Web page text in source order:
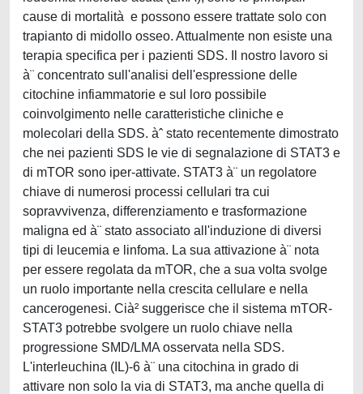
cause di mortalità e possono essere trattate solo con
trapianto di midollo osseo. Attualmente non esiste una
terapia specifica per i pazienti SDS. Il nostro lavoro si
à¨ concentrato sull'analisi dell'espressione delle
citochine infiammatorie e sul loro possibile
coinvolgimento nelle caratteristiche cliniche e
molecolari della SDS. àˆ stato recentemente dimostrato
che nei pazienti SDS le vie di segnalazione di STAT3 e
di mTOR sono iper-attivate. STAT3 à¨ un regolatore
chiave di numerosi processi cellulari tra cui
sopravvivenza, differenziamento e trasformazione
maligna ed à¨ stato associato all'induzione di diversi
tipi di leucemia e linfoma. La sua attivazione à¨ nota
per essere regolata da mTOR, che a sua volta svolge
un ruolo importante nella crescita cellulare e nella
cancerogenesi. Cià² suggerisce che il sistema mTOR-
STAT3 potrebbe svolgere un ruolo chiave nella
progressione SMD/LMA osservata nella SDS.
L'interleuchina (IL)-6 à¨ una citochina in grado di
attivare non solo la via di STAT3, ma anche quella di